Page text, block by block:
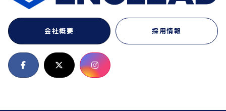
会社概要 採用情報